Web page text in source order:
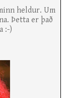
heldur. Um
Þetta er það
:-)